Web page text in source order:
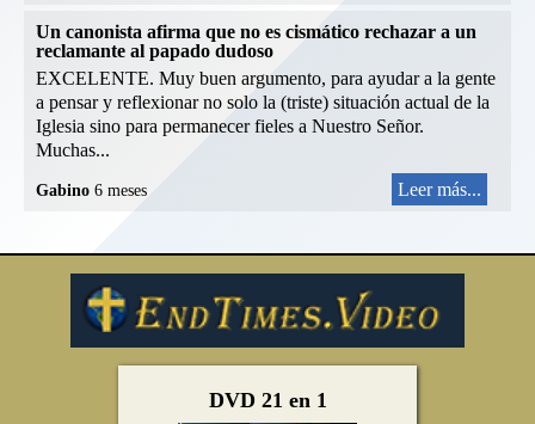
Un canonista afirma que no es cismático rechazar a un
reclamante al papado dudoso
EXCELENTE. Muy buen argumento, para ayudar a la gente
a pensar y reflexionar no solo la (triste) situación actual de la
Iglesia sino para permanecer fieles a Nuestro Señor.
Muchas...
Gabino 6 meses Leer más...
DVD 21 en 1